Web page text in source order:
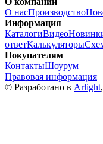
О насПроизводство
Информация
КаталогиВидео
ответКалькуляторы
Покупателям
КонтактыШоурум
Правовая информация
© Разработано в Arlight